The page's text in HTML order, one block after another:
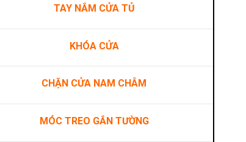
TAY NẮM CỬA TỦ
KHÓA CỬA
CHẶN CỬA NAM CHÂM
MÓC TREO GẮN TƯỜNG